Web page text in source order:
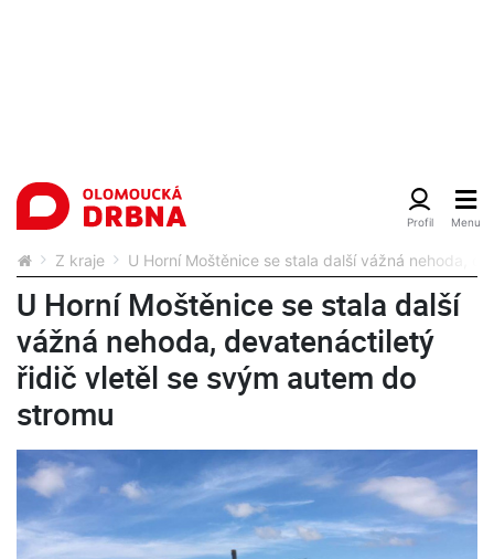
Z kraje U Horní Moštěnice se stala další vážná nehoda,
U Horní Moštěnice se stala další
vážná nehoda, devatenáctiletý
řidič vletěl se svým autem do
stromu